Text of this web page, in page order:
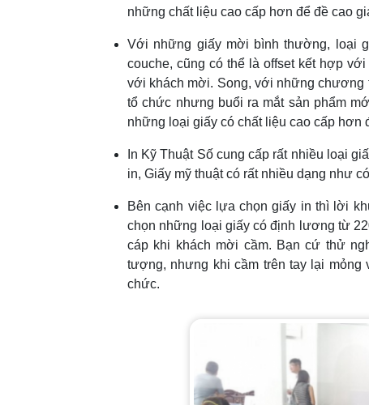
những chất liệu cao cấp hơn để đề cao
Với những giấy mời bình thường, loại
couche, cũng có thể là offset kết hợp
với khách mời. Song, với những chương
tổ chức nhưng buổi ra mắt sản phẩm
những loại giấy có chất liệu cao cấp hơn
In Kỹ Thuật Số cung cấp rất nhiều loại
in, Giấy mỹ thuật có rất nhiều dạng như
Bên cạnh việc lựa chọn giấy in thì lời
chọn những loại giấy có định lương từ
cáp khi khách mời cầm. Bạn cứ thử
tượng, nhưng khi cầm trên tay lại mỏng
chức.